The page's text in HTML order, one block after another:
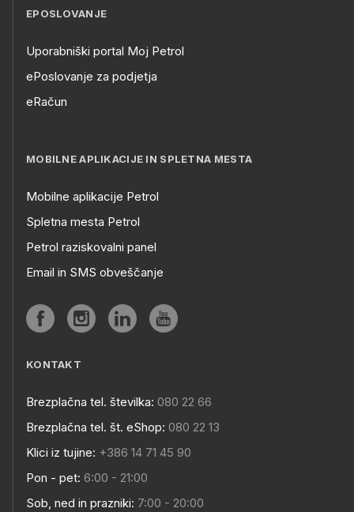
EPOSLOVANJE
Uporabniški portal Moj Petrol
ePoslovanje za podjetja
eRačun
MOBILNE APLIKACIJE IN SPLETNA MESTA
Mobilne aplikacije Petrol
Spletna mesta Petrol
Petrol raziskovalni panel
Email in SMS obveščanje
KONTAKT
Brezplačna tel. številka: 080 22 66
Brezplačna tel. št. eShop: 080 22 13
Klici iz tujine: +386 14 71 45 90
Pon - pet: 6:00 - 21:00
Sob, ned in prazniki: 7:00 - 20:00